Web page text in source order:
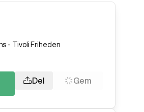
- Tivoli Friheden
Del Gem